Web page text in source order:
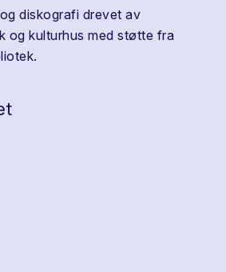
diskografi drevet av
og kulturhus med støtte fra